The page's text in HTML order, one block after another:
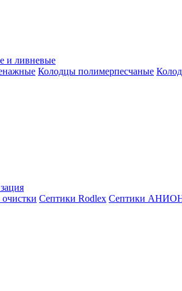
и ливневые
Колодцы полимерпесчаные
Септики Rodlex Септики